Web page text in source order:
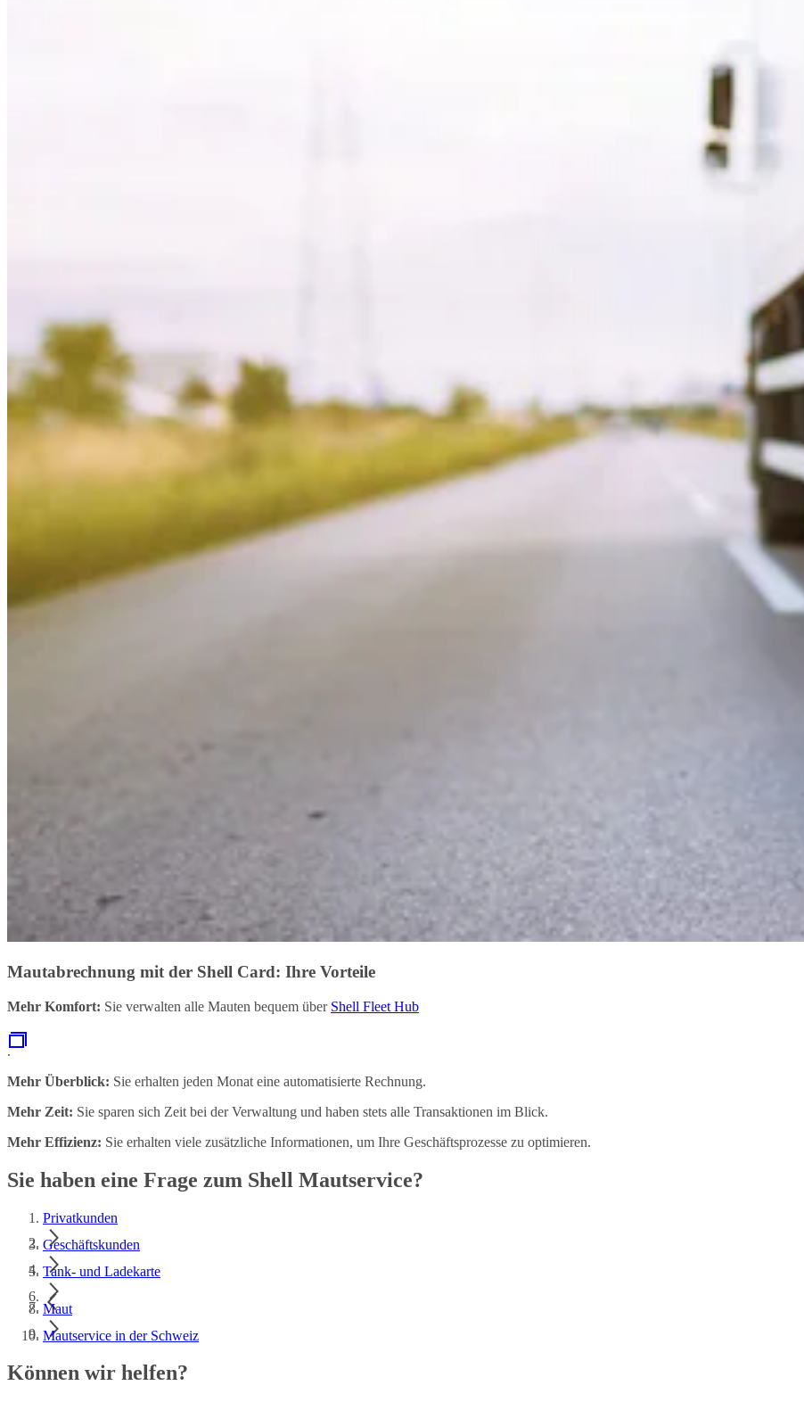
Mautabrechnung mit der Shell Card: Ihre Vorteile
Mehr Komfort: Sie verwalten alle Mauten bequem über Shell Fleet Hub
.
Mehr Überblick: Sie erhalten jeden Monat eine automatisierte Rechnung.
Mehr Zeit: Sie sparen sich Zeit bei der Verwaltung und haben stets alle Transaktionen im Blick.
Mehr Effizienz: Sie erhalten viele zusätzliche Informationen, um Ihre Geschäftsprozesse zu optimieren.
Sie haben eine Frage zum Shell Mautservice?
Privatkunden
Geschäftskunden
Tank- und Ladekarte
Maut
Mautservice in der Schweiz
Können wir helfen?